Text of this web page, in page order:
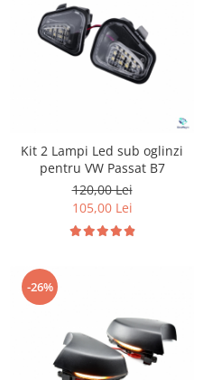
Kit 2 Lampi Led sub oglinzi
pentru VW Passat B7
120,00 Lei
105,00 Lei
-26%